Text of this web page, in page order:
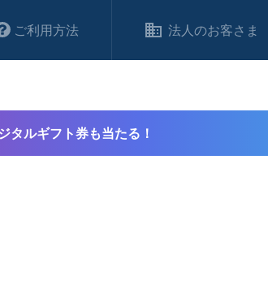
ご利用方法 法人のお客さま
タルギフト券も当たる！